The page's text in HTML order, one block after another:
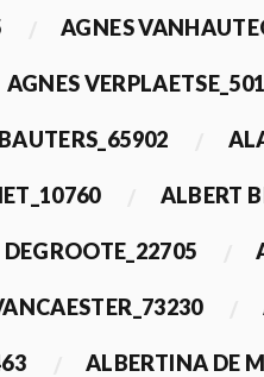
AGNES
AGNES
ALBERT
ALBERTINA DE